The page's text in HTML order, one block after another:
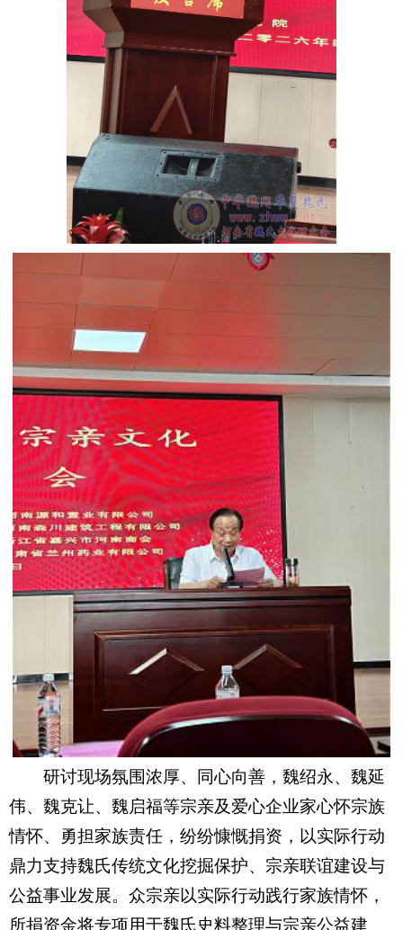
研讨现场氛围浓厚、同心向善，魏绍永、魏延
伟、魏克让、魏启福等宗亲及爱心企业家心怀宗族
情怀、勇担家族责任，纷纷慷慨捐资，以实际行动
鼎力支持魏氏传统文化挖掘保护、宗亲联谊建设与
公益事业发展。众宗亲以实际行动践行家族情怀，
所捐资金将专项用于魏氏史料整理与宗亲公益建